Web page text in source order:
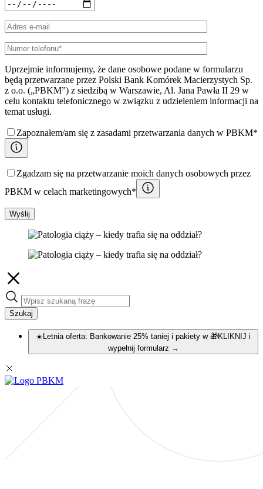
Uprzejmie informujemy, że dane osobowe podane w formularzu
będą przetwarzane przez Polski Bank Komórek Macierzystych Sp.
z o.o. („PBKM”) z siedzibą w Warszawie, Al. Jana Pawła II 29 w
celu kontaktu telefonicznego w związku z udzieleniem informacji na
temat usługi.
Zapoznałem/am się z zasadami przetwarzania danych w PBKM*
Zgadzam się na przetwarzanie moich danych osobowych przez
PBKM w celach marketingowych*
Wyślij
Szukaj
☀️Letnia oferta: Bankowanie 25% taniej i pakiety w 🎁KLIKNIJ i
wypełnij formularz →